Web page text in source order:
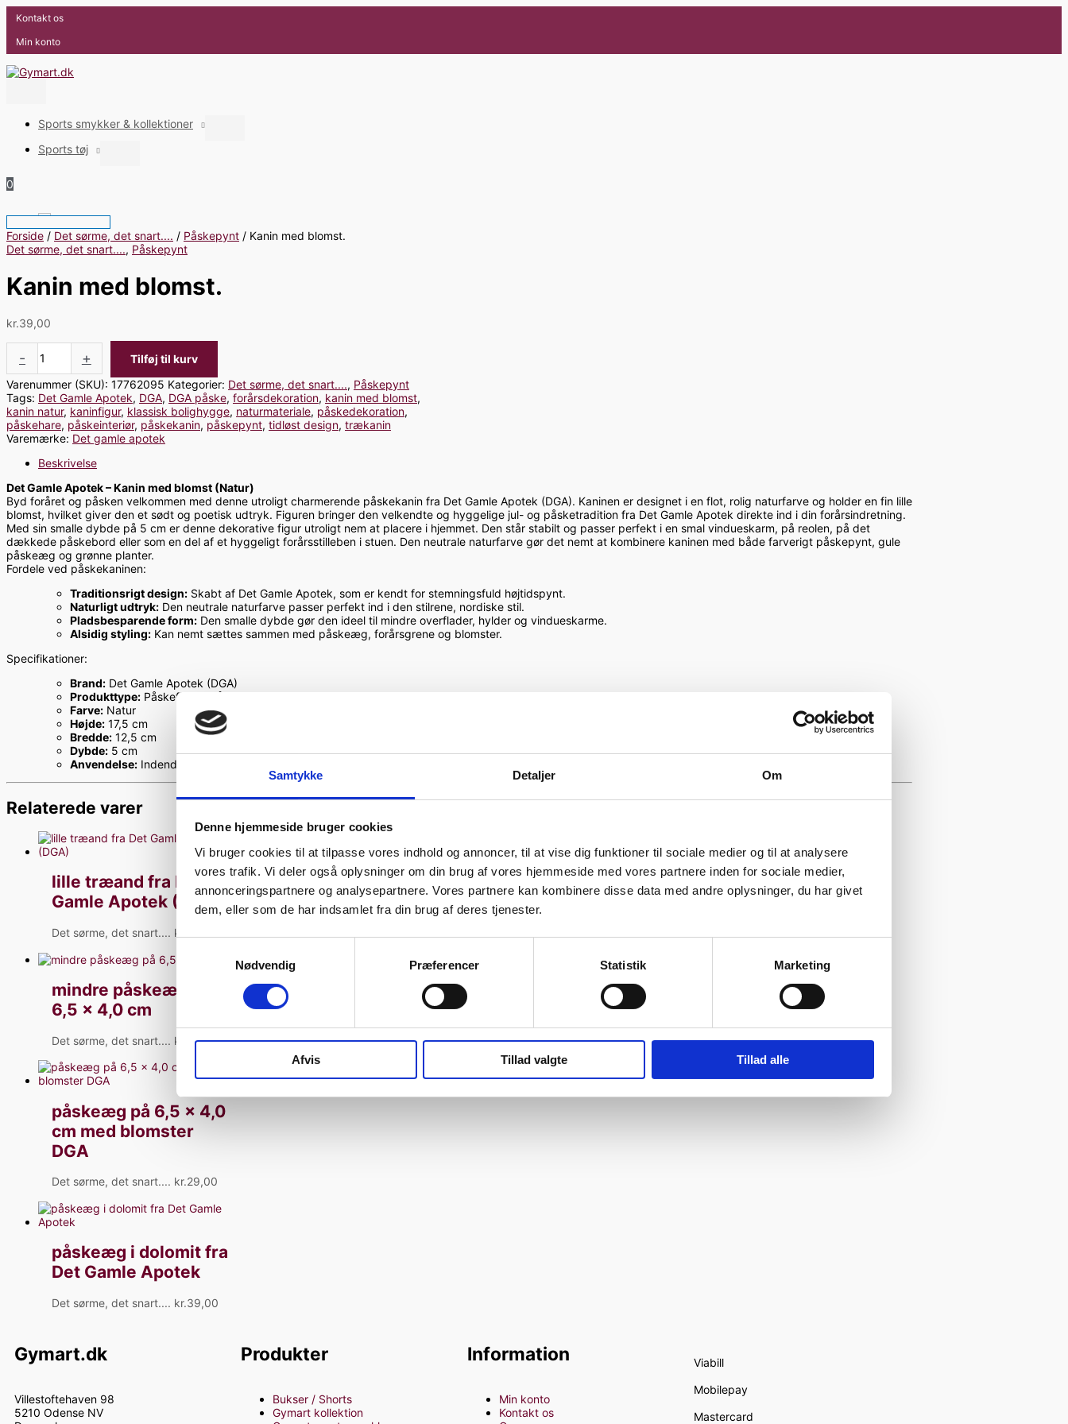
Samtykke Detaljer Om
Denne hjemmeside bruger cookies
Vi bruger cookies til at tilpasse vores indhold og annoncer, til at vise dig funktioner til sociale medier og til at analysere
vores trafik. Vi deler også oplysninger om din brug af vores hjemmeside med vores partnere inden for sociale medier,
annonceringspartnere og analysepartnere. Vores partnere kan kombinere disse data med andre oplysninger, du har givet
dem, eller som de har indsamlet fra din brug af deres tjenester.
Nødvendig
Præferencer Statistik Marketing
Afvis Tillad valgte Tillad alle
Gå
Kontakt os
Min konto
Hovedmenu
Sports smykker & kollektioner
Sports tøj
0
Forside / Det sørme, det snart.... / Påskepynt / Kanin med blomst.
Det sørme, det snart...., Påskepynt
Kanin med blomst.
kr.39,00
-
Kanin
med
antal
+
Tilføj til kurv
Varenummer (SKU): 17762095 Kategorier: Det sørme, det snart...., Påskepynt
Tags: Det Gamle Apotek, DGA, DGA påske, forårsdekoration, kanin med blomst,
kanin natur, kaninfigur, klassisk bolighygge, naturmateriale, påskedekoration,
påskehare, påskeinteriør, påskekanin, påskepynt, tidløst design, trækanin
Varemærke: Det gamle apotek
Beskrivelse
Det Gamle Apotek – Kanin med blomst (Natur)
Byd foråret og påsken velkommen med denne utroligt charmerende påskekanin fra Det Gamle Apotek (DGA). Kaninen er designet i en flot, rolig naturfarve og holder en fin lille
blomst, hvilket giver den et sødt og poetisk udtryk. Figuren bringer den velkendte og hyggelige jul- og påsketradition fra Det Gamle Apotek direkte ind i din forårsindretning.
Med sin smalle dybde på 5 cm er denne dekorative figur utroligt nem at placere i hjemmet. Den står stabilt og passer perfekt i en smal vindueskarm, på reolen, på det
dækkede påskebord eller som en del af et hyggeligt forårsstilleben i stuen. Den neutrale naturfarve gør det nemt at kombinere kaninen med både farverigt påskepynt, gule
påskeæg og grønne planter.
Fordele ved påskekaninen:
Traditionsrigt design: Skabt af Det Gamle Apotek, som er kendt for stemningsfuld højtidspynt.
Naturligt udtryk: Den neutrale naturfarve passer perfekt ind i den stilrene, nordiske stil.
Pladsbesparende form: Den smalle dybde gør den ideel til mindre overflader, hylder og vindueskarme.
Alsidig styling: Kan nemt sættes sammen med påskeæg, forårsgrene og blomster.
Specifikationer:
Brand: Det Gamle Apotek (DGA)
Produkttype: Påskefigur / Påskekanin
Farve: Natur
Højde: 17,5 cm
Bredde: 12,5 cm
Dybde: 5 cm
Anvendelse: Indendørs brug
Relaterede varer
lille træand fra Det
Gamle Apotek (DGA)
Det sørme, det snart.... kr.
mindre påskeæg på
6,5 x 4,0 cm
Det sørme, det snart.... kr. 29,00
påskeæg på 6,5 x 4,0
cm med blomster
DGA
Det sørme, det snart.... kr.29,00
påskeæg i dolomit fra
Det Gamle Apotek
Det sørme, det snart.... kr.39,00
Gymart.dk
Villestoftehaven 98
5210 Odense NV
Produkter
Bukser / Shorts
Gymart kollektion
Information
Min konto
Kontakt os
Viabill
Mobilepay
Mastercard